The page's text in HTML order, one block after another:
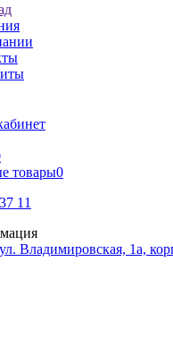
товары0
11
Владимировская, 1а,